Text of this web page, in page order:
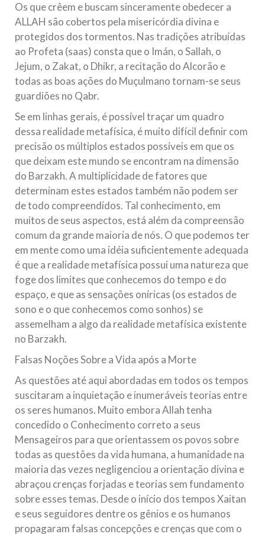
Os que crêem e buscam sinceramente obedecer a
ALLAH são cobertos pela misericórdia divina e
protegidos dos tormentos. Nas tradições atribuídas
ao Profeta (saas) consta que o Imán, o Sallah, o
Jejum, o Zakat, o Dhikr, a recitação do Alcorão e
todas as boas ações do Muçulmano tornam-se seus
guardiões no Qabr.
Se em linhas gerais, é possível traçar um quadro
dessa realidade metafísica, é muito difícil definir com
precisão os múltiplos estados possíveis em que os
que deixam este mundo se encontram na dimensão
do Barzakh. A multiplicidade de fatores que
determinam estes estados também não podem ser
de todo compreendidos. Tal conhecimento, em
muitos de seus aspectos, está além da compreensão
comum da grande maioria de nós. O que podemos ter
em mente como uma idéia suficientemente adequada
é que a realidade metafísica possui uma natureza que
foge dos limites que conhecemos do tempo e do
espaço, e que as sensações oníricas (os estados de
sono e o que conhecemos como sonhos) se
assemelham a algo da realidade metafísica existente
no Barzakh.
Falsas Noções Sobre a Vida após a Morte
As questões até aqui abordadas em todos os tempos
suscitaram a inquietação e inumeráveis teorias entre
os seres humanos. Muito embora Allah tenha
concedido o Conhecimento correto a seus
Mensageiros para que orientassem os povos sobre
todas as questões da vida humana, a humanidade na
maioria das vezes negligenciou a orientação divina e
abraçou crenças forjadas e teorias sem fundamento
sobre esses temas. Desde o início dos tempos Xaitan
e seus seguidores dentre os gênios e os humanos
propagaram falsas concepções e crenças que com o